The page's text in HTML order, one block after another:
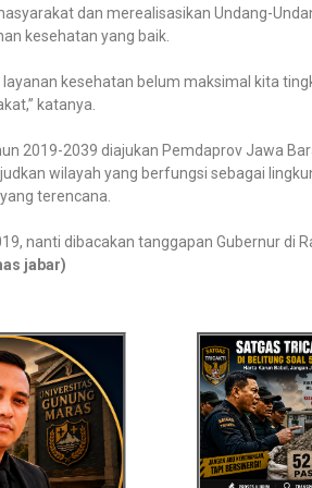
dan merealisasikan Undang-
kesehatan yang baik.
kesehatan belum maksimal kita
katanya.
2019-2039 diajukan Pemdaprov Jawa
wilayah yang berfungsi sebagai
terencana.
nanti dibacakan tanggapan Gubernur di
jabar)